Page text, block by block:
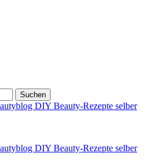
– Natürlich schön: